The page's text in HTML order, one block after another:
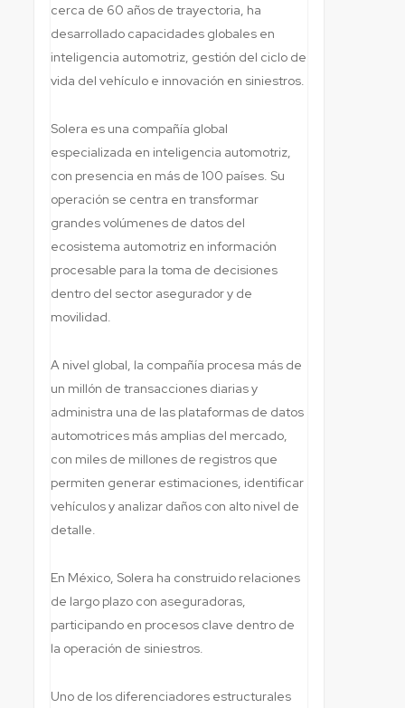
cerca de 60 años de trayectoria, ha
desarrollado capacidades globales en
inteligencia automotriz, gestión del ciclo de
vida del vehículo e innovación en siniestros.
Solera es una compañía global
especializada en inteligencia automotriz,
con presencia en más de 100 países. Su
operación se centra en transformar
grandes volúmenes de datos del
ecosistema automotriz en información
procesable para la toma de decisiones
dentro del sector asegurador y de
movilidad.
A nivel global, la compañía procesa más de
un millón de transacciones diarias y
administra una de las plataformas de datos
automotrices más amplias del mercado,
con miles de millones de registros que
permiten generar estimaciones, identificar
vehículos y analizar daños con alto nivel de
detalle.
En México, Solera ha construido relaciones
de largo plazo con aseguradoras,
participando en procesos clave dentro de
la operación de siniestros.
Uno de los diferenciadores estructurales